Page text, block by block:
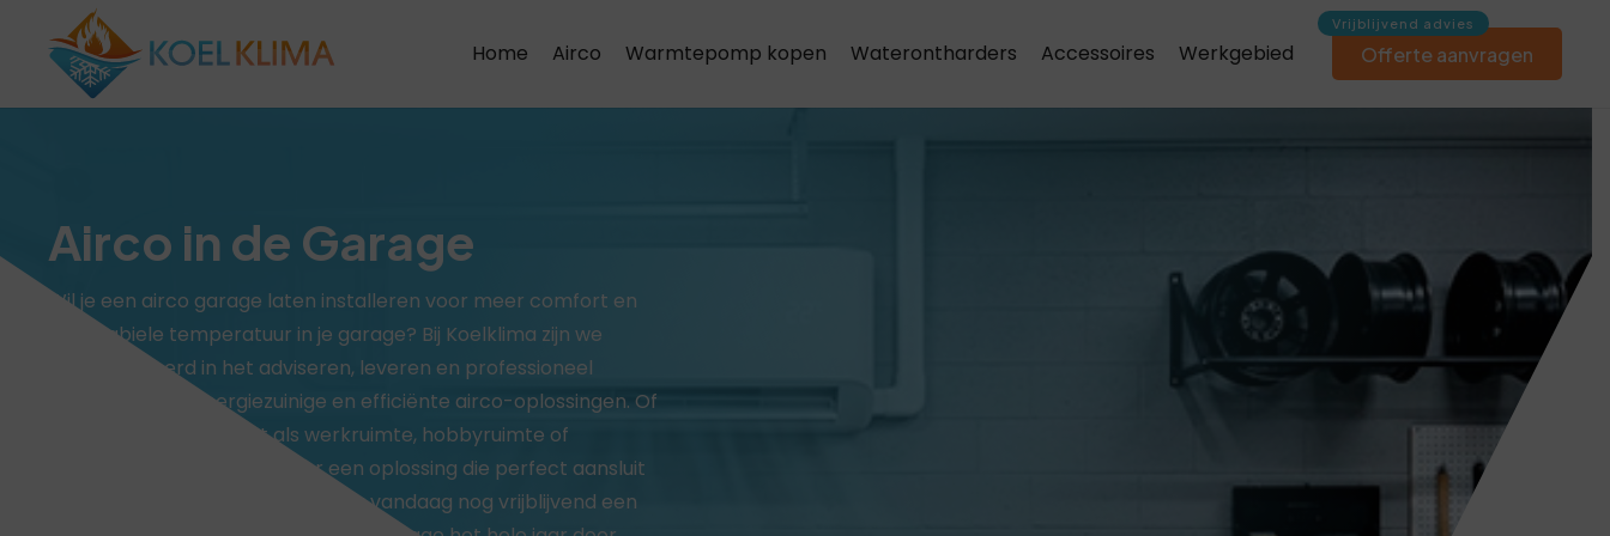
Home Airco Warmtepomp kopen Waterontharders Accessoires Werkgebied Offerte aanvragen
Airco in de Garage
Wil je een airco garage laten installeren voor meer comfort en
een stabiele temperatuur in je garage? Bij Koelklima zijn we
gespecialiseerd in het adviseren, leveren en professioneel
installeren van energiezuinige en efficiënte airco-oplossingen. Of
je je garage nu gebruikt als werkruimte, hobbyruimte of
opslagruimte, wij zorgen voor een oplossing die perfect aansluit
op jouw wensen en situatie. Vraag vandaag nog vrijblijvend een